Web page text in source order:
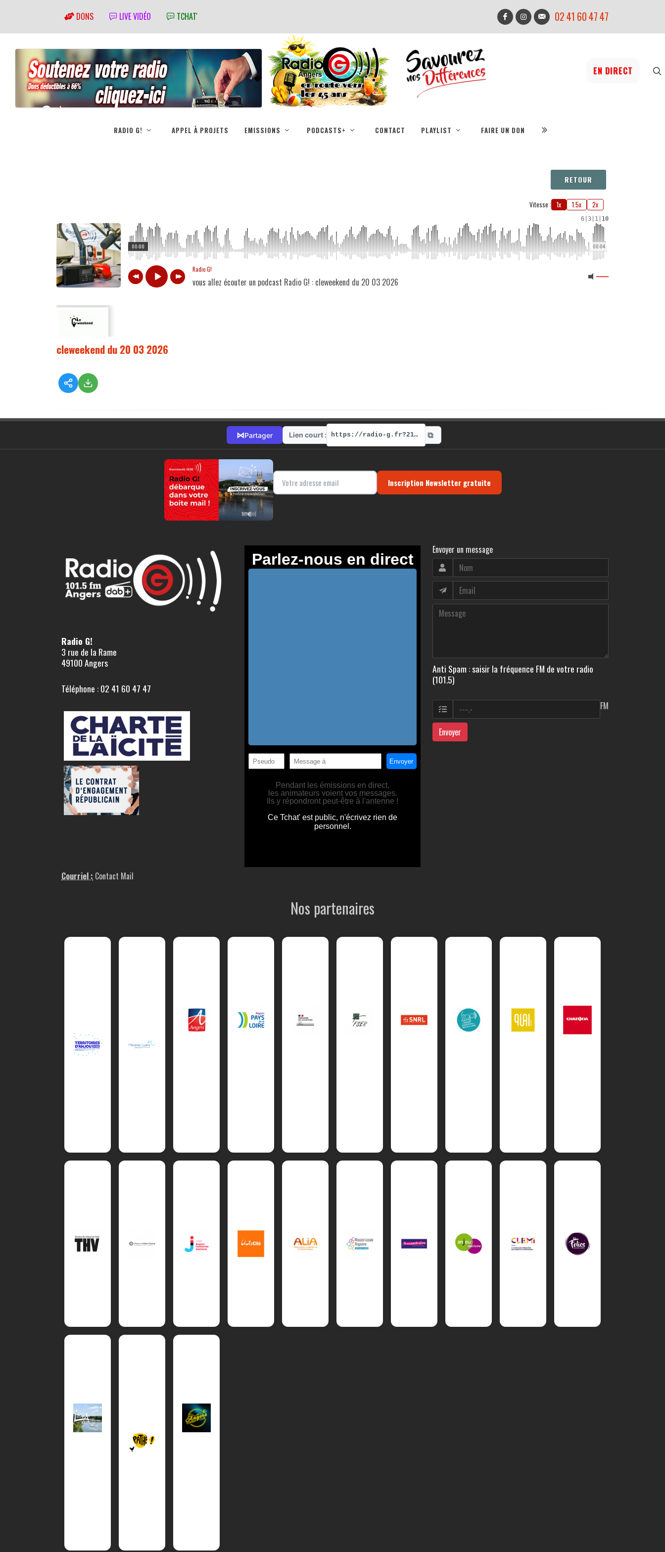
DONS LIVE VIDÉO TCHAT' 02 41 60 47 47
EN DIRECT
RADIO G! APPEL À PROJETS EMISSIONS PODCASTS+ CONTACT PLAYLIST FAIRE UN DON
RETOUR
Vitesse : 1x 1.5x 2x
6 3 1 10
00:04
00:00
Radio G!
vous allez écouter un podcast Radio G! : cleweekend du 20 03 2026
cleweekend du 20 03 2026
⋈Partager Lien court : https://radio-g.fr?21408 ⧉
Inscription Newsletter gratuite
Radio G!
3 rue de la Rame
49100 Angers
Téléphone : 02 41 60 47 47
Courriel : Contact Mail
Envoyer un message
Anti Spam : saisir la fréquence FM de votre radio
(101.5)
FM
Envoyer
Nos partenaires